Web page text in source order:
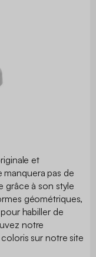
et
pas de
grâce à son style
géométriques,
habiller de
notre
sur notre site